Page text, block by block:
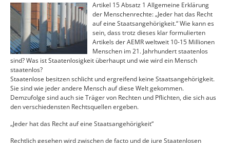
Artikel 15 Absatz 1 Allgemeine Erklärung
der Menschenrechte: „Jeder hat das Recht
auf eine Staatsangehörigkeit.“ Wie kann es
sein, dass trotz dieses klar formulierten
Artikels der AEMR weltweit 10-15 Millionen
Menschen im 21. Jahrhundert staatenlos
sind? Was ist Staatenlosigkeit überhaupt und wie wird ein Mensch
staatenlos?
Staatenlose besitzen schlicht und ergreifend keine Staatsangehörigkeit.
Sie sind wie jeder andere Mensch auf diese Welt gekommen.
Demzufolge sind auch sie Träger von Rechten und Pflichten, die sich aus
den verschiedensten Rechtsquellen ergeben.
„Jeder hat das Recht auf eine Staatsangehörigkeit“
Rechtlich gesehen wird zwischen de facto und de jure Staatenlosen